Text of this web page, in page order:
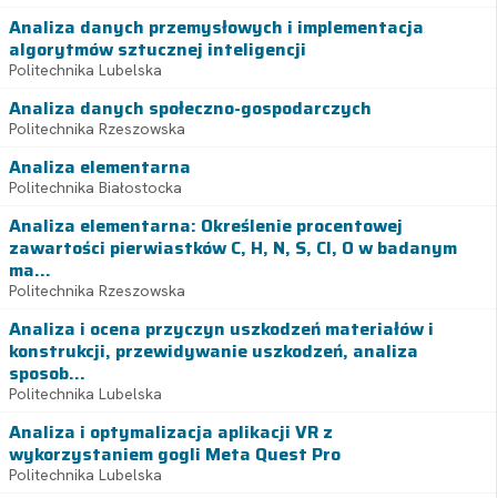
Analiza danych przemysłowych i implementacja
algorytmów sztucznej inteligencji
Politechnika Lubelska
Analiza danych społeczno-gospodarczych
Politechnika Rzeszowska
Analiza elementarna
Politechnika Białostocka
Analiza elementarna: Określenie procentowej
zawartości pierwiastków C, H, N, S, Cl, O w badanym
ma...
Politechnika Rzeszowska
Analiza i ocena przyczyn uszkodzeń materiałów i
konstrukcji, przewidywanie uszkodzeń, analiza
sposob...
Politechnika Lubelska
Analiza i optymalizacja aplikacji VR z
wykorzystaniem gogli Meta Quest Pro
Politechnika Lubelska